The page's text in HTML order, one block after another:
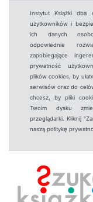
Instytut Książki dba
użytkowników i
ich danych
odpowiednie
zapobiegające
prywatność
plików cookies, by
serwisów oraz do
chcesz, by pliki
Twoim dysku
przeglądarki. Kliknij
naszą politykę